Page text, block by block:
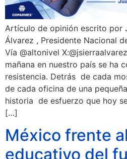
Artículo de opinión escrito por
Álvarez , Presidente Nacional de
Vía @altonivel
mañana en nuestro país se ha
resistencia. Detrás de cada
de cada oficina de una
historia de esfuerzo que hoy
[…]
México frente
educativo del